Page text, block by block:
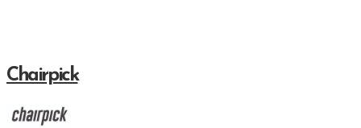
Chairpick